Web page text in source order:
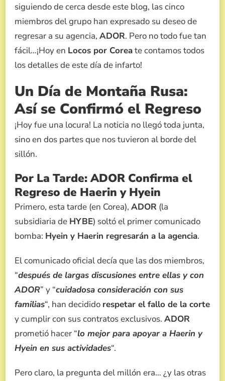
siguiendo de cerca desde este blog, las cinco
miembros del grupo han expresado su deseo de
regresar a su agencia, ADOR. Pero no todo fue tan
fácil…¡Hoy en Locos por Coreate contamos todos
los detalles de este día de infarto!
Un Día de Montaña Rusa:
Así se Confirmó el Regreso
¡Hoy fue una locura! La noticia no llegó toda junta,
sino en dos partes que nos tuvieron al borde del
sillón.
Por La Tarde: ADOR Confirma el
Regreso de Haerin y Hyein
Primero, esta tarde (en Corea), ADOR (la
subsidiaria de HYBE) soltó el primer comunicado
bomba: Hyein y Haerin regresarán a la agencia.
El comunicado oficial decía que las dos miembros,
“después de largas discusiones entre ellas y con
ADOR” y “cuidadosa consideración con sus
familias“, han decidido respetar el fallo de la corte
y cumplir con sus contratos exclusivos. ADOR
prometió hacer “lo mejor para apoyar a Haerin y
Hyein en sus actividades“.
Pero claro, la pregunta del millón era… ¿y las otras